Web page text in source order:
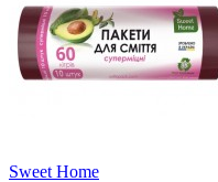
Sweet Home